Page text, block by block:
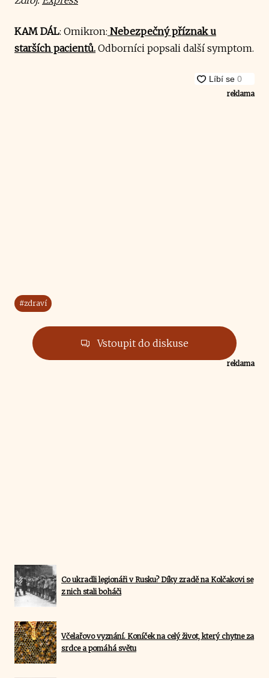
KAM DÁL: Omikron: Nebezpečný příznak u
starších pacientů. Odborníci popsali další symptom.
reklama
#zdraví
Vstoupit do diskuse
reklama
Co ukradli legionáři v Rusku? Díky zradě na Kolčakovi se
z nich stali boháči
Včelařovo vyznání. Koníček na celý život, který chytne za
srdce a pomáhá světu